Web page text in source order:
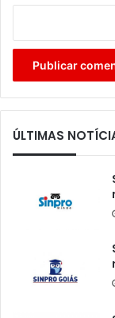
ÚLTIMAS